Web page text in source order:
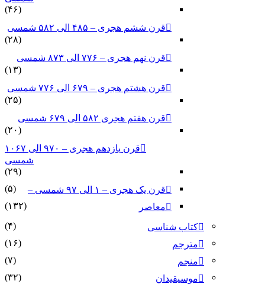
(۴۶)
قرن ششم هجری – ۴۸۵ الی ۵۸۲ شمسی
(۲۸)
قرن نهم هجری – ۷۷۶ الی ۸۷۳ شمسی
(۱۳)
قرن هشتم هجری – ۶۷۹ الی ۷۷۶ شمسی
(۲۵)
قرن هفتم هجری ۵۸۲ الی ۶۷۹ شمسی
(۲۰)
قرن یازدهم هجری – ۹۷۰ الی ۱۰۶۷
شمسی
(۲۹)
قرن یک هجری – ۱ الی ۹۷ شمسی –
(۵)
معاصر
(۱۳۲)
کتاب شناسی
(۴)
مترجم
(۱۶)
منجم
(۷)
موسیقیدان
(۳۲)